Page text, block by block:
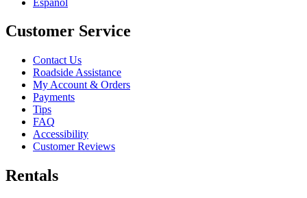
Customer Service
Contact Us
Roadside Assistance
My Account & Orders
Payments
Tips
FAQ
Accessibility
Customer Reviews
Rentals